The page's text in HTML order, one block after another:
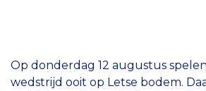
Op donderdag 12 augustus
wedstrijd ooit op Letse bodem.